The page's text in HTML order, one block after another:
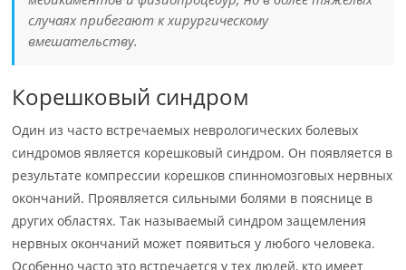
случаях прибегают к хирургическому
вмешательству.
Корешковый синдром
Один из часто встречаемых неврологических болевых
синдромов является корешковый синдром. Он появляется в
результате компрессии корешков спинномозговых нервных
окончаний. Проявляется сильными болями в пояснице в
других областях. Так называемый синдром защемления
нервных окончаний может появиться у любого человека.
Особенно часто это встречается у тех людей, кто имеет